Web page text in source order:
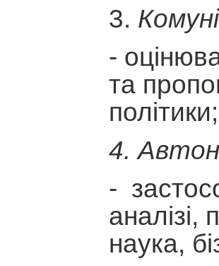
3.
-
та
політики;
4.
-
аналізі,
наука,